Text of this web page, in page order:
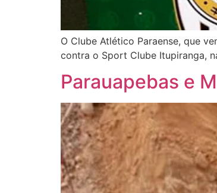
O Clube Atlético Paraense, que
contra o Sport Clube Itupiranga,
Parauapebas e